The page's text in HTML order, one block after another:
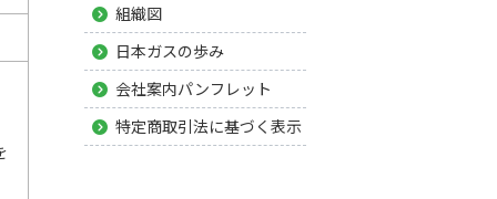
組織図
日本ガスの歩み
会社案内パンフレット
特定商取引法に基づく表示